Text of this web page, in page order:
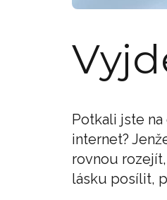
Potkali jste
internet?
rovnou
lásku posílit,